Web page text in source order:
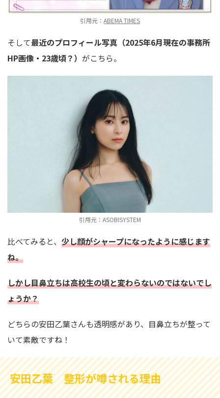
引用元： ABEMA TIMES
そして最近のプロフィール写真（2025年6月現在の事務所
HP画像・23歳頃？） がこちら。
引用元：ASOBISYSTEM
比べてみると、 少し顔がシャープになったように感じます
ね。
しかし目鼻立ちは高校生の頃と変わらないのではないでし
ょうか？
どちらの安田乙葉さんも透明感があり、目鼻立ちが整って
いて素敵ですね！
安田乙葉 整形が噂される理由